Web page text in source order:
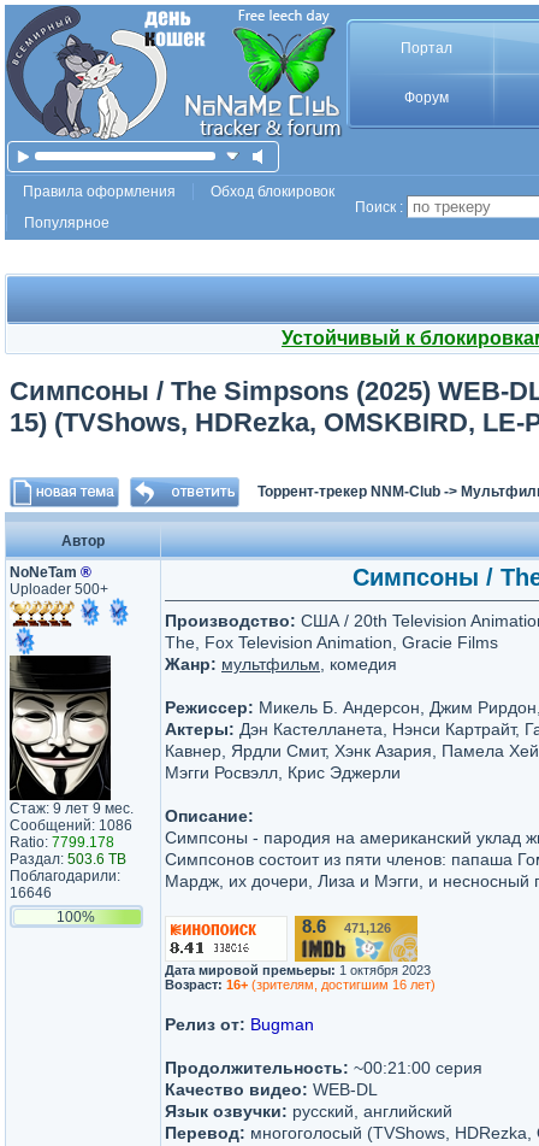
Портал
Форум
Правила оформления
Обход блокировок
Популярное
Поиск :
Устойчивый к
Симпсоны / The Simpsons (2025) WEB-
15) (TVShows, HDRezka, OMSKBIRD,
Торрент-трекер NNM-Club ->
Автор
NoNeTam ®
Uploader 500+
Стаж: 9 лет 9 мес.
Сообщений: 1086
Ratio: 7799.178
Раздал: 503.6 TB
Поблагодарили:
16646
100%
Симпсоны /
Производство: США / 20th Television
The, Fox Television Animation, Gracie Films
Жанр: мультфильм , комедия
Режиссер: Микель Б. Андерсон, Джим
Актеры: Дэн Кастелланета, Нэнси Картрайт,
Кавнер, Ярдли Смит, Хэнк Азария, Памела
Мэгги Росвэлл, Крис Эджерли
Описание:
Симпсоны - пародия на американский уклад
Симпсонов состоит из пяти членов: папаша
Мардж, их дочери, Лиза и Мэгги, и несносный
8.6 471,126
Дата мировой премьеры: 1 октября 2023
Возраст: 16+ (зрителям, достигшим 16 лет)
Релиз от: Bugman
Продолжительность: ~00:21:00 серия
Качество видео: WEB-DL
Язык озвучки: русский, английский
Перевод: многоголосый (TVShows, HDRezka,